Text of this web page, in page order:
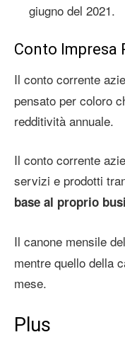
giugno del 2021.
Conto Impresa
Il conto corrente
pensato per coloro
redditività annuale.
Il conto corrente
servizi e prodotti
base al proprio
Il canone mensile
mentre quello della
mese.
Plus